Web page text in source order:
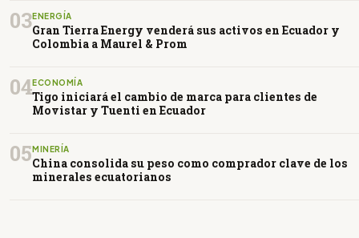
03ENERGÍA
Gran Tierra Energy venderá sus activos en Ecuador y
Colombia a Maurel & Prom
04ECONOMÍA
Tigo iniciará el cambio de marca para clientes de
Movistar y Tuenti en Ecuador
05MINERÍA
China consolida su peso como comprador clave de los
minerales ecuatorianos